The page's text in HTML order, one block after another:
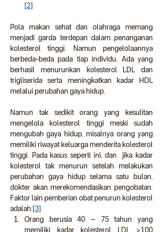
[2]
Pola makan sehat dan olahraga memang
menjadi garda terdepan dalam penanganan
kolesterol tinggi. Namun pengelolaannya
berbeda-beda pada tiap individu. Ada yang
berhasil menurunkan kolesterol LDL dan
trigliserida serta meningkatkan kadar HDL
melalui perubahan gaya hidup.
Namun tak sedikit orang yang kesulitan
mengelola kolesterol tinggi meski sudah
mengubah gaya hidup, misalnya orang yang
memiliki riwayat keluarga menderita kolesterol
tinggi. Pada kasus seperti ini, dan  jika kadar
kolesterol tak menurun setelah melakukan
perubahan gaya hidup selama satu bulan,
dokter akan merekomendasikan pengobatan.
Faktor lain pemberian obat penurun kolesterol
adalah:[3]
Orang berusia 40 – 75 tahun yang
memiliki kadar kolesterol LDL >100